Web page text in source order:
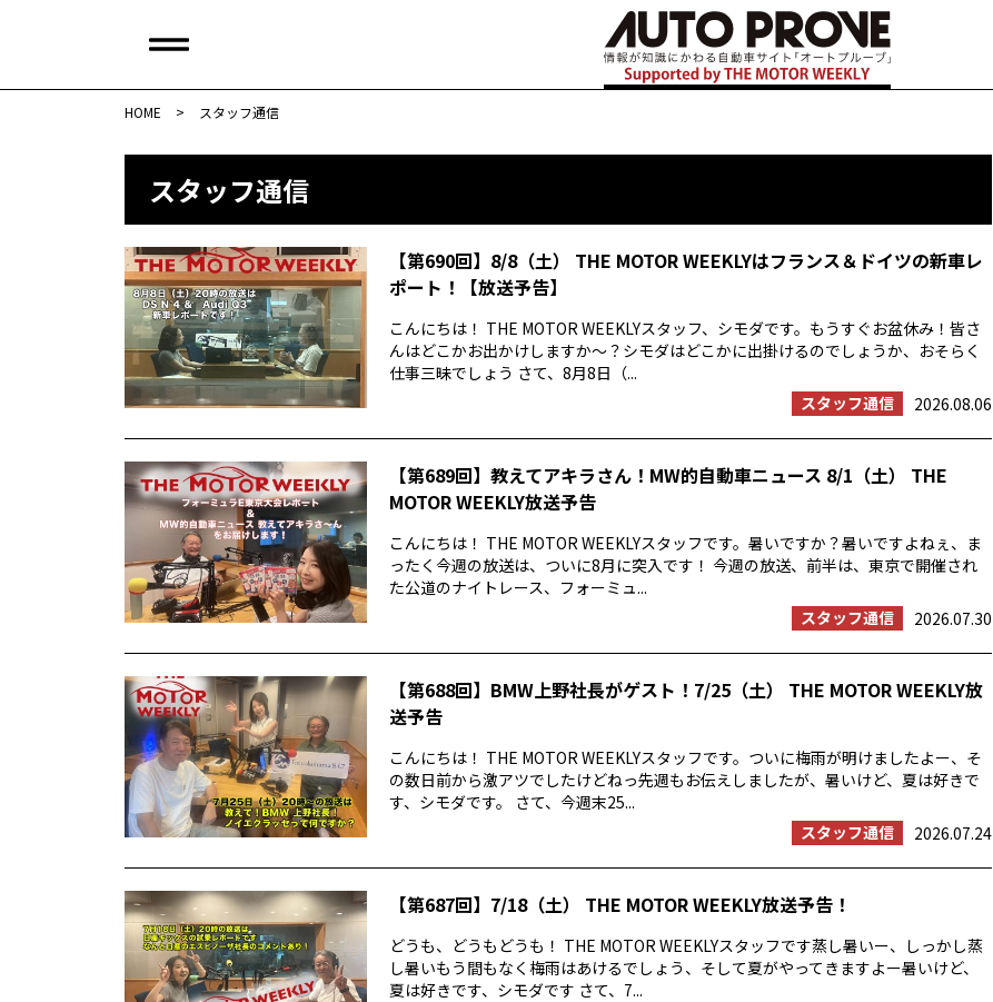
HOME > スタッフ通信
スタッフ通信
【第690回】8/8（土） THE MOTOR WEEKLYはフランス＆ドイツの新車レ
ポート！【放送予告】
こんにちは！ THE MOTOR WEEKLYスタッフ、シモダです。もうすぐお盆休み！皆さ
んはどこかお出かけしますか〜？シモダはどこかに出掛けるのでしょうか、おそらく
仕事三昧でしょう さて、8月8日（...
スタッフ通信
2026.08.06
【第689回】教えてアキラさん！MW的自動車ニュース 8/1（土） THE
MOTOR WEEKLY放送予告
こんにちは！ THE MOTOR WEEKLYスタッフです。暑いですか？暑いですよねぇ、ま
ったく今週の放送は、ついに8月に突入です！ 今週の放送、前半は、東京で開催され
た公道のナイトレース、フォーミュ...
スタッフ通信
2026.07.30
【第688回】BMW上野社長がゲスト！7/25（土） THE MOTOR WEEKLY放
送予告
こんにちは！ THE MOTOR WEEKLYスタッフです。ついに梅雨が明けましたよー、そ
の数日前から激アツでしたけどねっ先週もお伝えしましたが、暑いけど、夏は好きで
す、シモダです。 さて、今週末25...
スタッフ通信
2026.07.24
【第687回】7/18（土） THE MOTOR WEEKLY放送予告！
どうも、どうもどうも！ THE MOTOR WEEKLYスタッフです蒸し暑いー、しっかし蒸
し暑いもう間もなく梅雨はあけるでしょう、そして夏がやってきますよー暑いけど、
夏は好きです、シモダです さて、7...